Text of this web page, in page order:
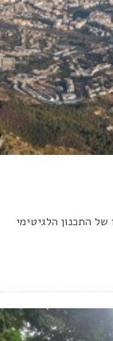
התכנון הלגיטימי